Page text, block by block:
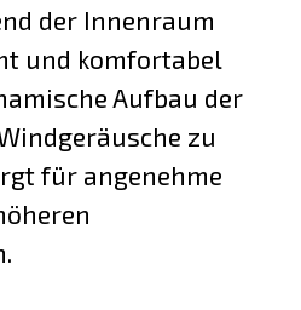
der Innenraum
und komfortabel
Aufbau der
zu
für angenehme